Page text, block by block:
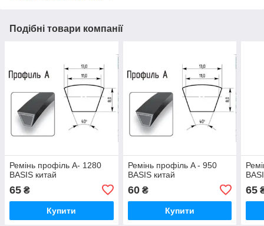
Подібні товари компанії
Ремінь профіль A- 1280
BASIS китай
65 ₴
Купити
Ремінь профіль A - 950
BASIS китай
60₴
Купити
65